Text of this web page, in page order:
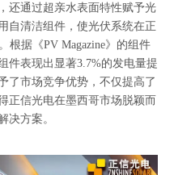
还通过超亲水表面特性赋予光
自清洁组件，使光伏系统在正
根据《PV Magazine》的组件
件表现出显著3.7%的发电量提
了市场竞争优势，不仅提高了
正信光电在墨西哥市场脱颖而
决方案。